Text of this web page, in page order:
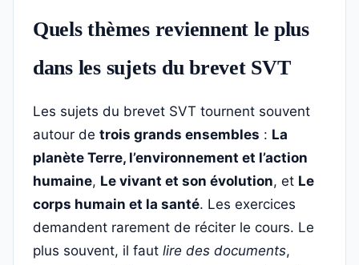
Quels thèmes reviennent le plus
dans les sujets du brevet SVT
Les sujets du brevet SVT tournent souvent
autour de trois grands ensembles : La
planète Terre, l’environnement et l’action
humaine, Le vivant et son évolution, et Le
corps humain et la santé. Les exercices
demandent rarement de réciter le cours. Le
plus souvent, il faut lire des documents,